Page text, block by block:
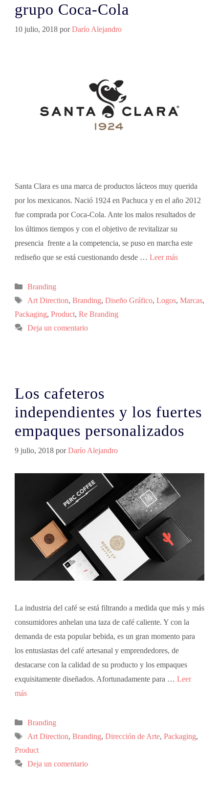
grupo Coca-Cola
10 julio, 2018 porDarío Alejandro
Santa Clara es una marca de productos lácteos muy querida
por los mexicanos. Nació 1924 en Pachuca y en el año 2012
fue comprada por Coca-Cola. Ante los malos resultados de
los últimos tiempos y con el objetivo de revitalizar su
presencia frente a la competencia, se puso en marcha este
rediseño que se está cuestionando desde … Leer más
Branding
Art Direction, Branding, Diseño Gráfico, Logos, Marcas,
Packaging, Product, Re Branding
Deja un comentario
Los cafeteros
independientes y los fuertes
empaques personalizados
9 julio, 2018 porDarío Alejandro
La industria del café se está filtrando a medida que más y más
consumidores anhelan una taza de café caliente. Y con la
demanda de esta popular bebida, es un gran momento para
los entusiastas del café artesanal y emprendedores, de
destacarse con la calidad de su producto y los empaques
exquisitamente diseñados. Afortunadamente para … Leer
más
Branding
Art Direction, Branding, Dirección de Arte, Packaging,
Product
Deja un comentario